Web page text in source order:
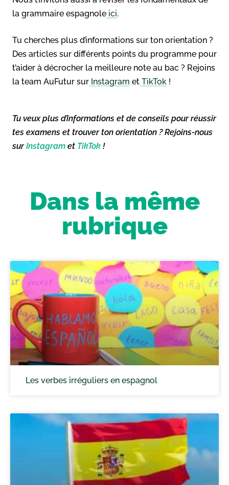
la grammaire espagnole ici.
Tu cherches plus d’informations sur ton orientation ?
Des articles sur différents points du programme pour
t’aider à décrocher la meilleure note au bac ? Rejoins
la team AuFutur sur Instagram et TikTok !
Tu veux plus d’informations et de conseils pour réussir
tes examens et trouver ton orientation ? Rejoins-nous
surInstagram et TikTok !
Dans la même
rubrique
Les verbes irréguliers en espagnol